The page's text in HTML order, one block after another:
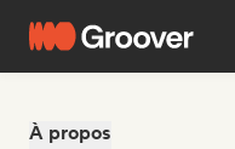
À propos